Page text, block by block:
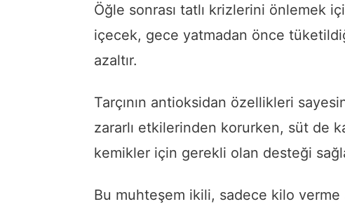
Öğle sonrası tatlı krizlerini önlemek
içecek, gece yatmadan önce
azaltır.
Tarçının antioksidan özellikleri
zararlı etkilerinden korurken, süt de
kemikler için gerekli olan desteği
Bu muhteşem ikili, sadece kilo